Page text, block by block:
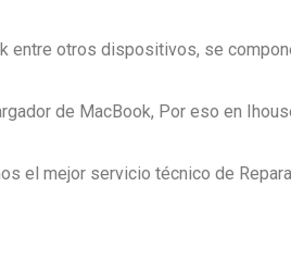
otros dispositivos, se
de MacBook, Por eso en
el mejor servicio técnico de